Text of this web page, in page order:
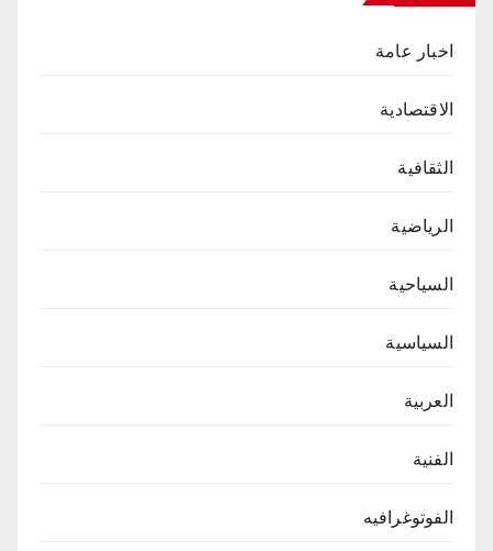
اخبار عامة
الاقتصادية
الثقافية
الرياضية
السياحية
السياسية
العربية
الفنية
الفوتوغرافيه